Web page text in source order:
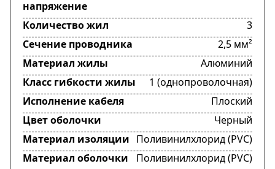
напряжение
Количество жил
3
Сечение проводника
2,5 мм²
Материал жилы
Алюминий
Класс гибкости жилы
1 (однопроволочная)
Исполнение кабеля
Плоский
Цвет оболочки
Черный
Материал изоляции Поливинилхлорид (PVC)
Материал оболочки
Поливинилхлорид (PVC)